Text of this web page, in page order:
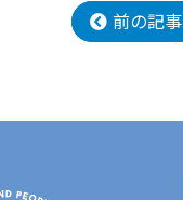
前の記事